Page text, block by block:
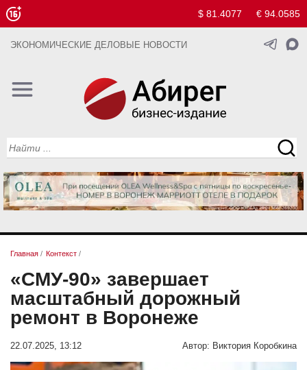
$ 81.4077 € 94.0585
ЭКОНОМИЧЕСКИЕ ДЕЛОВЫЕ НОВОСТИ
Главная / Контекст /
«СМУ-90» завершает
масштабный дорожный
ремонт в Воронеже
22.07.2025, 13:12 Автор: Виктория Коробкина